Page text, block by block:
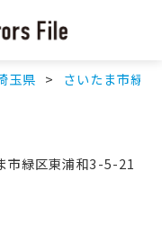
玉県 さいたま市緑区
市緑区東浦和3-5-21